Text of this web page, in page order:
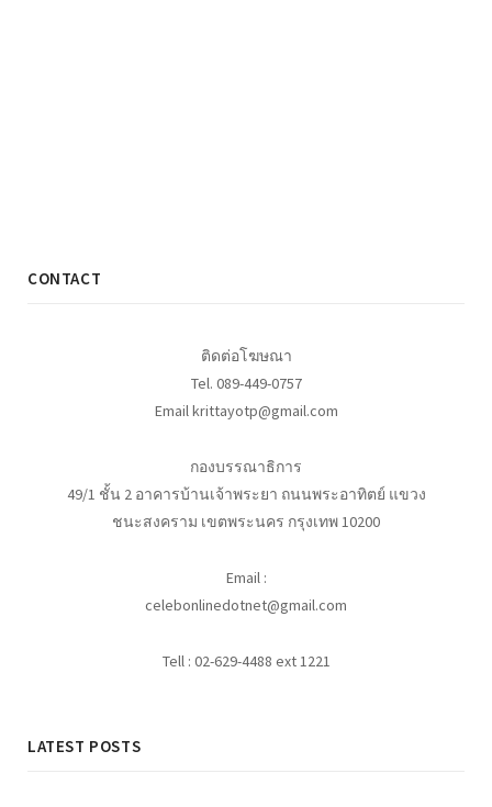
CONTACT
ติดต่อโฆษณา
Tel. 089-449-0757
Email krittayotp@gmail.com
กองบรรณาธิการ
49/1 ชั้น 2 อาคารบ้านเจ้าพระยา ถนนพระอาทิตย์ แขวง
ชนะสงคราม เขตพระนคร กรุงเทพ 10200
Email :
celebonlinedotnet@gmail.com
Tell : 02-629-4488 ext 1221
LATEST POSTS